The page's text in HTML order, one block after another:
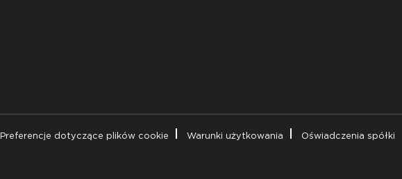
Preferencje dotyczące plików cookie Warunki użytkowania Oświadczenia spółki